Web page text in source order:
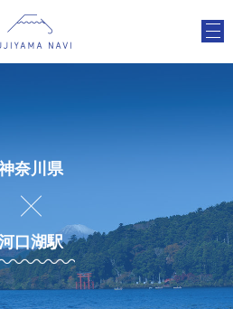
奈川県
口湖駅